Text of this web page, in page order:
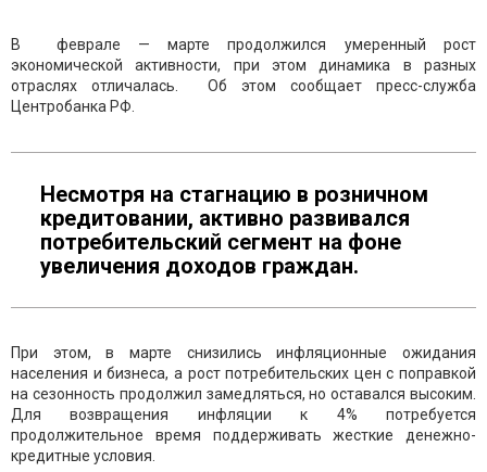
В феврале — марте продолжился умеренный рост
экономической активности, при этом динамика в разных
отраслях отличалась. Об этом сообщает пресс-служба
Центробанка РФ.
Несмотря на стагнацию в розничном
кредитовании, активно развивался
потребительский сегмент на фоне
увеличения доходов граждан.
При этом, в марте снизились инфляционные ожидания
населения и бизнеса, а рост потребительских цен с поправкой
на сезонность продолжил замедляться, но оставался высоким.
Для возвращения инфляции к 4% потребуется
продолжительное время поддерживать жесткие денежно-
кредитные условия.